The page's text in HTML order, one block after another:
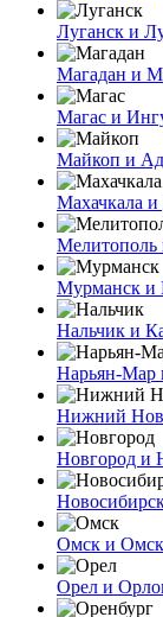
Луганск и
Магадан и
Магас и
Майкоп и
Махачкала и
Мелитополь
Мурманск и
Нальчик и
Нарьян-
Нижний
Новгород и
Омск и
Орел и